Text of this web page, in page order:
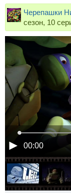
Черепашки
сезон, 10
00:00